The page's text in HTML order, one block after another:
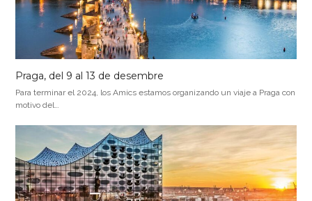
Praga, del 9 al 13 de desembre
Para terminar el 2024, los Amics estamos organizando un viaje a Praga con
motivo del…